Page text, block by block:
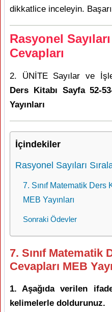
dikkatlice inceleyin.
Rasyonel
Cevapları
2. ÜNİTE Sayılar ve
Ders Kitabı Sayfa 52-
Yayınları
İçindekiler
Rasyonel Sayıları
7. Sınıf Matematik Ders
MEB Yayınları
Sonraki Ödevler
7. Sınıf Matematik
Cevapları MEB
1. Aşağıda verilen
kelimelerle doldurunuz.